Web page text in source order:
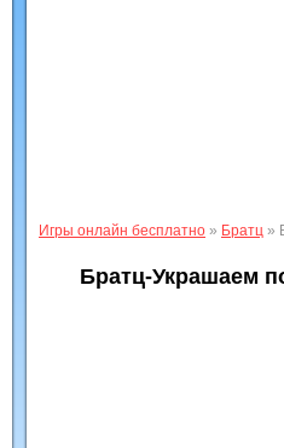
Игры онлайн бесплатно » Братц »
Братц-Украшаем